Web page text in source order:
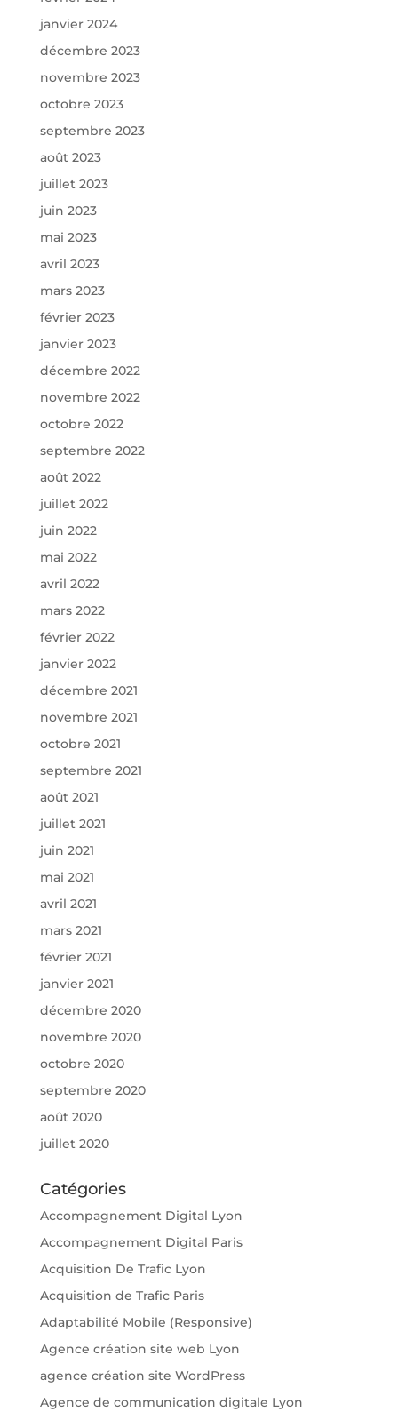
janvier 2024
décembre 2023
novembre 2023
octobre 2023
septembre 2023
août 2023
juillet 2023
juin 2023
mai 2023
avril 2023
mars 2023
février 2023
janvier 2023
décembre 2022
novembre 2022
octobre 2022
septembre 2022
août 2022
juillet 2022
juin 2022
mai 2022
avril 2022
mars 2022
février 2022
janvier 2022
décembre 2021
novembre 2021
octobre 2021
septembre 2021
août 2021
juillet 2021
juin 2021
mai 2021
avril 2021
mars 2021
février 2021
janvier 2021
décembre 2020
novembre 2020
octobre 2020
septembre 2020
août 2020
juillet 2020
Catégories
Accompagnement Digital Lyon
Accompagnement Digital Paris
Acquisition De Trafic Lyon
Acquisition de Trafic Paris
Adaptabilité Mobile (Responsive)
Agence création site web Lyon
agence création site WordPress
Agence de communication digitale Lyon